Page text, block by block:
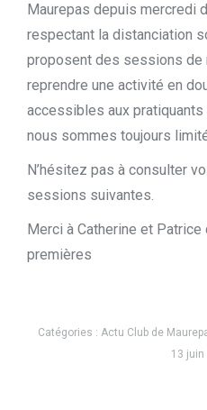
Maurepas depuis mercredi
respectant la distanciation
proposent des sessions de
reprendre une activité en
accessibles aux
nous sommes toujours
N’hésitez pas à consulter
sessions suivantes.
Merci à Catherine et
premières
Catégories : Actu Club de
13 juin